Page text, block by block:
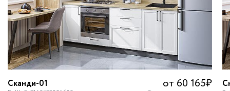
Сканди-01 от 60 165₽